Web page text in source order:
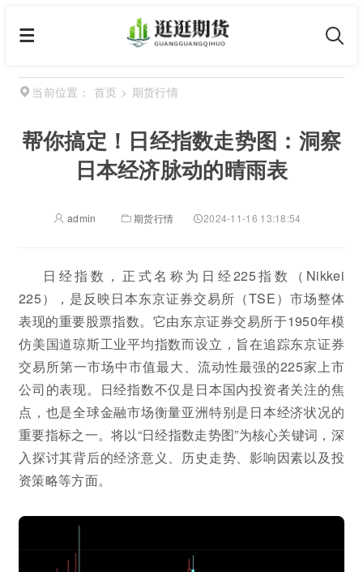
当前位置： 首页 > 期货行情
帮你搞定！日经指数走势图：洞察
日本经济脉动的晴雨表
admin 期货行情 2024-11-16 13:18:54
日经指数，正式名称为日经225指数（Nikkei
225），是反映日本东京证券交易所（TSE）市场整体
表现的重要股票指数。它由东京证券交易所于1950年模
仿美国道琼斯工业平均指数而设立，旨在追踪东京证券
交易所第一市场中市值最大、流动性最强的225家上市
公司的表现。日经指数不仅是日本国内投资者关注的焦
点，也是全球金融市场衡量亚洲特别是日本经济状况的
重要指标之一。将以“日经指数走势图”为核心关键词，深
入探讨其背后的经济意义、历史走势、影响因素以及投
资策略等方面。